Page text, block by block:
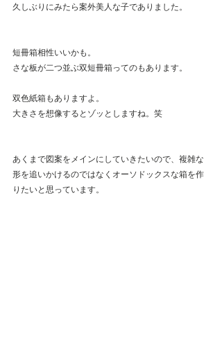
久しぶりにみたら案外美人な子でありました。
短冊箱相性いいかも。
さな板が二つ並ぶ双短冊箱ってのもあります。
双色紙箱もありますよ。
大きさを想像するとゾッとしますね。笑
あくまで図案をメインにしていきたいので、複雑な
形を追いかけるのではなくオーソドックスな箱を作
りたいと思っています。